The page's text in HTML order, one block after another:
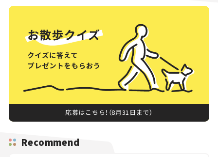
応募はこちら！（8月31日まで）
Recommend